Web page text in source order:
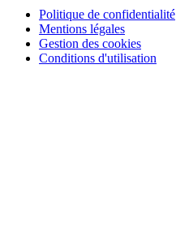
Politique de confidentialité
Mentions légales
Gestion des cookies
Conditions d'utilisation